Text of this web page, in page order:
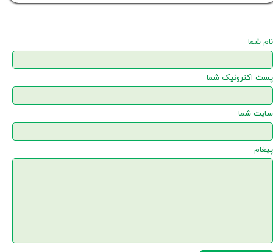
نام شما
پست اکترونیک شما
سایت شما
پیغام